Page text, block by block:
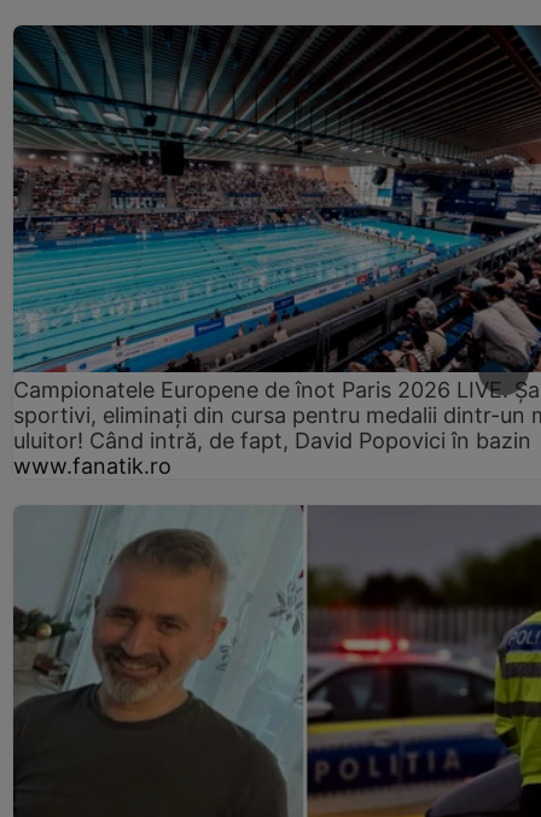
Campionatele Europene de înot Paris 2026 LIVE.
sportivi, eliminați din cursa pentru medalii dintr-un
uluitor! Când intră, de fapt, David Popovici în bazin
www.fanatik.ro